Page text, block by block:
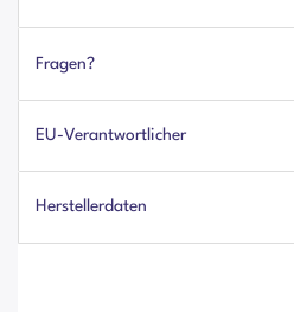
Fragen?
EU-Verantwortlicher
Herstellerdaten